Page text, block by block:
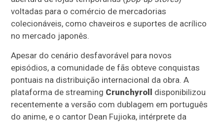
voltadas para o comércio de mercadorias
colecionáveis, como chaveiros e suportes de acrílico
no mercado japonês.
Apesar do cenário desfavorável para novos
episódios, a comunidade de fãs obteve conquistas
pontuais na distribuição internacional da obra. A
plataforma de streaming Crunchyroll disponibilizou
recentemente a versão com dublagem em português
do anime, e o cantor Dean Fujioka, intérprete da